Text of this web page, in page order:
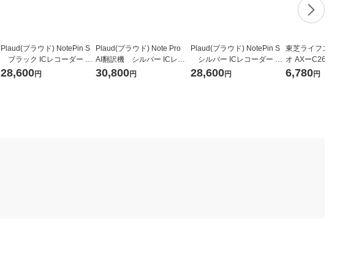
Plaud(プラウド) NotePin S
ブラック ICレコーダー CP
SBK1GXXXXX01
28,600円
Plaud(プラウド) Note Pro
AI翻訳機 シルバー ICレコ
ーダー CDTSI1GXXXXX01
30,800円
Plaud(プラウド) NotePin S
シルバー ICレコーダー CP
SSI1GXXXXX01
28,600円
東芝ライフス
オ AXーC260
6,780円